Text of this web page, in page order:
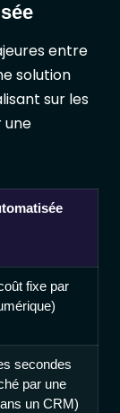
entre
solution
sur les
une
fixe par
secondes
par une
un CRM)